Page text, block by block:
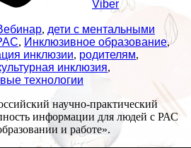
Viber
, дети с ментальными
, Инклюзивное образование,
инклюзии, родителям,
инклюзия,
технологии
научно-практический
информации для людей с РАС
и работе».